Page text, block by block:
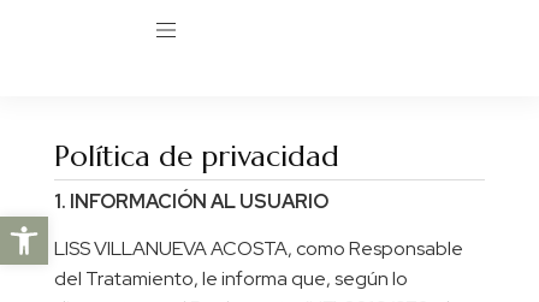
Política de privacidad
1. INFORMACIÓN AL USUARIO
LISS VILLANUEVA ACOSTA, como Responsable
del Tratamiento, le informa que, según lo
Abrir barra de herramientas